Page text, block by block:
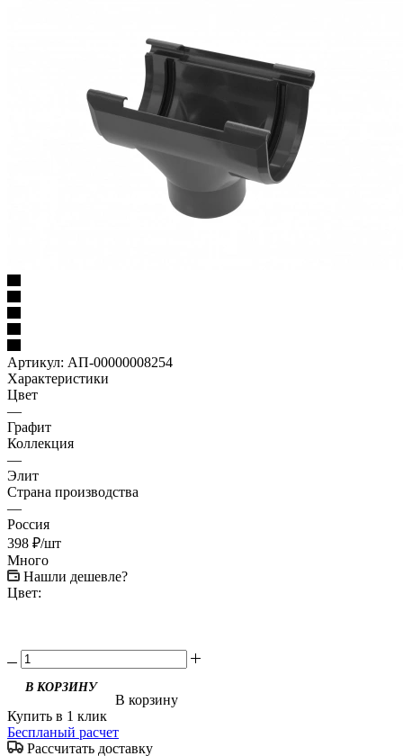
Артикул: АП-00000008254
Характеристики
Цвет
—
Графит
Коллекция
—
Элит
Страна производства
—
Россия
398 ₽/шт
Много
Нашли дешевле?
Цвет:
В корзину
Купить в 1 клик
Беспланый расчет
Рассчитать доставку